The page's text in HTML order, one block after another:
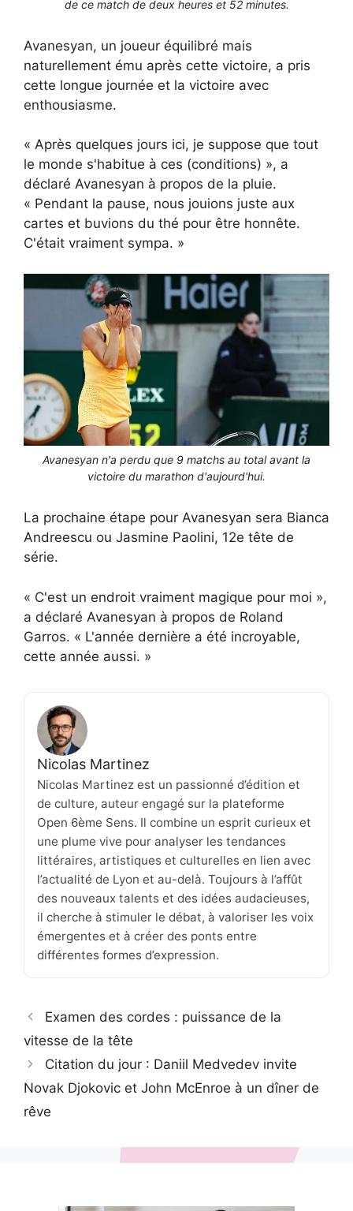
de ce match de deux heures et 52 minutes.
Avanesyan, un joueur équilibré mais
naturellement ému après cette victoire, a pris
cette longue journée et la victoire avec
enthousiasme.
« Après quelques jours ici, je suppose que tout
le monde s'habitue à ces (conditions) », a
déclaré Avanesyan à propos de la pluie.
« Pendant la pause, nous jouions juste aux
cartes et buvions du thé pour être honnête.
C'était vraiment sympa. »
Avanesyan n'a perdu que 9 matchs au total avant la
victoire du marathon d'aujourd'hui.
La prochaine étape pour Avanesyan sera Bianca
Andreescu ou Jasmine Paolini, 12e tête de
série.
« C'est un endroit vraiment magique pour moi »,
a déclaré Avanesyan à propos de Roland
Garros. « L'année dernière a été incroyable,
cette année aussi. »
Nicolas Martinez
Nicolas Martinez est un passionné d’édition et
de culture, auteur engagé sur la plateforme
Open 6ème Sens. Il combine un esprit curieux et
une plume vive pour analyser les tendances
littéraires, artistiques et culturelles en lien avec
l’actualité de Lyon et au-delà. Toujours à l’affût
des nouveaux talents et des idées audacieuses,
il cherche à stimuler le débat, à valoriser les voix
émergentes et à créer des ponts entre
différentes formes d’expression.
Examen des cordes : puissance de la
vitesse de la tête
Citation du jour : Daniil Medvedev invite
Novak Djokovic et John McEnroe à un dîner de
rêve